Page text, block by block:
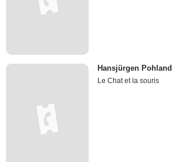
Hansjürgen Pohland
Le Chat et la souris